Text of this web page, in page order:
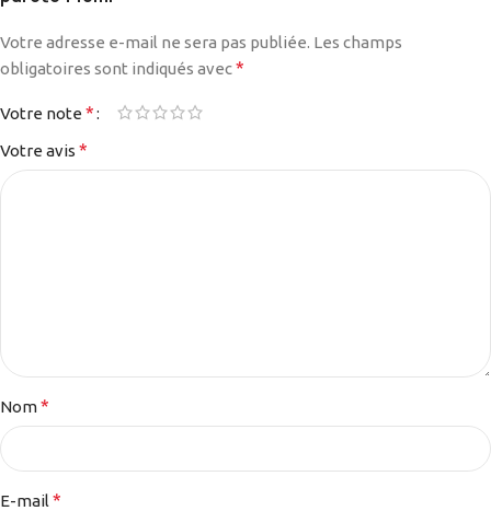
Votre adresse e-mail ne sera pas publiée. Les champs
obligatoires sont indiqués avec*
Votre note *
Votre avis *
Nom*
E-mail *